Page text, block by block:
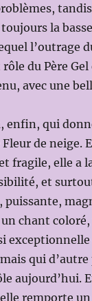
la
l’outrage
du Père Gel
avec une
enfin, qui
de neige.
fragile, elle a
et
puissante,
chant coloré,
exceptionnelle
qui
aujourd’hui.
remporte